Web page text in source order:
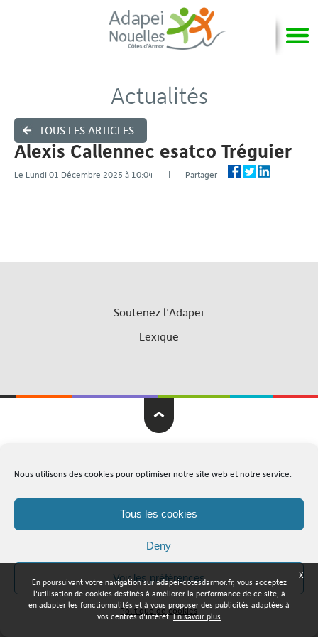
Nous utilisons des cookies pour optimiser notre site web et notre service.
Tous les cookies
Deny
Voir les préférences
Politique de cookies
TOUS LES ARTICLES
Actualités
Alexis Callennec esatco Tréguier
Le Lundi 01 Décembre 2025 à 10:04 | Partager
Soutenez l'Adapei
Lexique
X
En poursuivant votre navigation sur adapei-cotesdarmor.fr, vous acceptez
l'utilisation de cookies destinés à améliorer la performance de ce site, à
en adapter les fonctionnalités et à vous proposer des publicités adaptées à
vos centres d'intérêt.En savoir plus